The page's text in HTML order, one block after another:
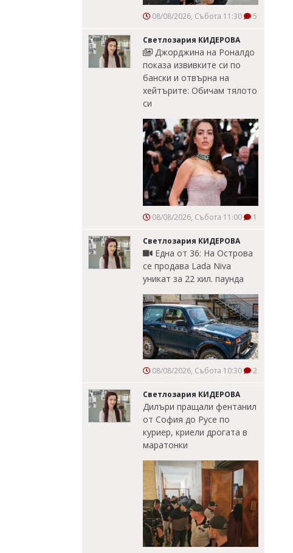
08/08/2026, Събота 11:30 5
Светлозария КИДЕРОВА
Джорджина на Роналдо
показа извивките си по
бански и отвърна на
хейтърите: Обичам тялото
си
08/08/2026, Събота 11:00 1
Светлозария КИДЕРОВА
Една от 36: На Острова
се продава Lada Niva
уникат за 22 хил. паунда
08/08/2026, Събота 10:30 2
Светлозария КИДЕРОВА
Дилъри пращали фентанил
от София до Русе по
куриер, криели дрогата в
маратонки